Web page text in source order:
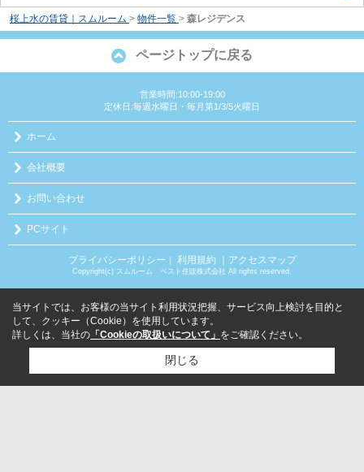
桜上水の賃貸｜スムルーム > 物件一覧 > 森レジデンス
ページトップに戻る
営業時間:10:00-19:00
定休日:毎週水曜日・毎月第1/3/5火曜日
ホーム
会社概要
お問い合わせ
PCサイト
プライバシーポリシー 利用規約 ｜アクセスマップ
Copyright(c) スムルーム ベスト住販株式会社 All rights reserved.
当サイトでは、お客様の当サイト利用状況把握、サービス向上検討を目的と
して、クッキー（Cookie）を使用しています。
詳しくは、当社の 「Cookieの取扱いについて」 をご確認ください。
閉じる